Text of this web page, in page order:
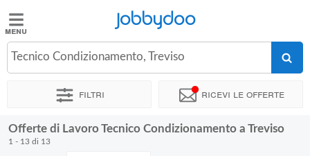
Jobbydoo
Offerte
Stipendi
Jobbydoo
Tecnico Condizionamento, Treviso
Filtri Ricevi le offerte
Offerte di Lavoro Tecnico Condizionamento a Treviso
1 - 13 di 13